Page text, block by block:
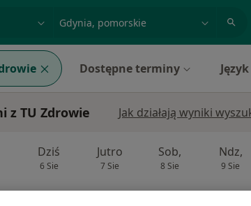
Dostępne terminy Język
z TU Zdrowie Jak działają wyniki
Dziś
6 Sie
Jutro
7 Sie
Sob,
8 Sie
Ndz,
9 Sie